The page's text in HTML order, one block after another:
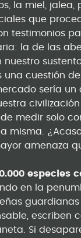
la miel, jalea,
que
testimonios
la de las
nuestro
una cuestión
sería un
medir solo
misma.
amenaza
especies
en la
guardianas
escriben
Si